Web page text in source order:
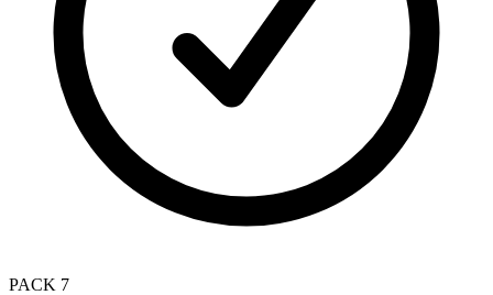
PACK 7